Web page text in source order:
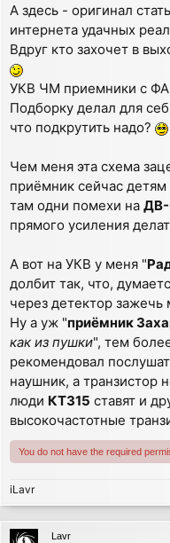
А здесь - оригинал
интернета удачных
Вдруг кто захочет в
УКВ ЧМ приемники с
Подборку делал для
что подкрутить надо?
Чем меня эта схема
приёмник сейчас детям
там одни помехи на
прямого усиления
А вот на УКВ у меня "
долбит так, что,
через детектор
Ну а уж "приёмник
как из пушки", тем
рекомендовал
наушник, а транзистор
люди КТ315 ставят и
высокочастотные
You do not have the required
iLavr
Lavr